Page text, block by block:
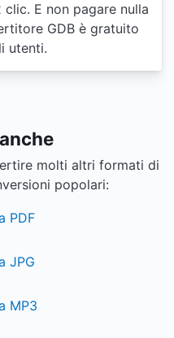
E non pagare nulla
GDB è gratuito
utenti.
molti altri formati di
popolari:
PDF
JPG
MP3